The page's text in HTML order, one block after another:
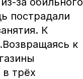
пострадали
К
к
трёх